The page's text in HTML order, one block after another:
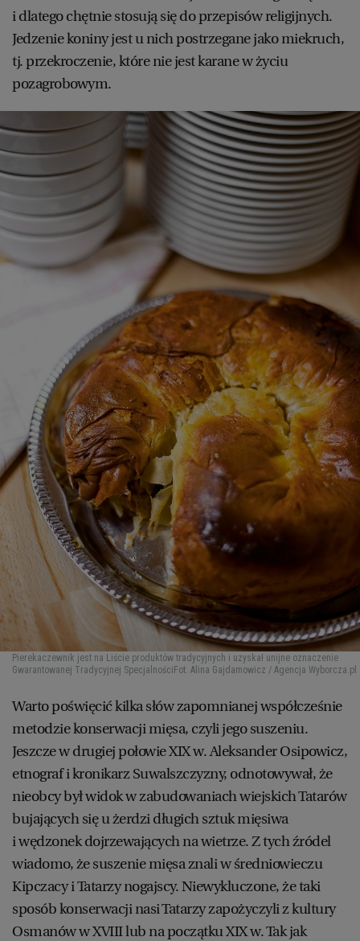
i dlatego chętnie stosują się do przepisów religijnych.
Jedzenie koniny jest u nich postrzegane jako miekruch,
tj. przekroczenie, które nie jest karane w życiu
pozagrobowym.
Pierekaczewnik jest na Liście produktów tradycyjnych i uzyskał unijne oznaczenie
Gwarantowanej Tradycyjnej SpecjalnościFot. Alina Gajdamowicz / Agencja Wyborcza.pl
Warto poświęcić kilka słów zapomnianej współcześnie
metodzie konserwacji mięsa, czyli jego suszeniu.
Jeszcze w drugiej połowie XIX w. Aleksander Osipowicz,
etnograf i kronikarz Suwalszczyzny, odnotowywał, że
nieobcy był widok w zabudowaniach wiejskich Tatarów
bujających się u żerdzi długich sztuk mięsiwa
i wędzonek dojrzewających na wietrze. Z tych źródel
wiadomo, że suszenie mięsa znali w średniowieczu
Kipczacy i Tatarzy nogajscy. Niewykluczone, że taki
sposób konserwacji nasi Tatarzy zapożyczyli z kultury
Osmanów w XVIII lub na początku XIX w. Tak jak